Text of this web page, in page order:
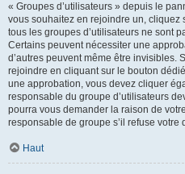
« Groupes d’utilisateurs » depuis le
vous souhaitez en rejoindre un,
tous les groupes d’utilisateurs ne sont
Certains peuvent nécessiter une
d’autres peuvent même être invisibles.
rejoindre en cliquant sur le bouton
une approbation, vous devez cliquer
responsable du groupe d’utilisateurs
pourra vous demander la raison de
responsable de groupe s’il refuse votre
Haut